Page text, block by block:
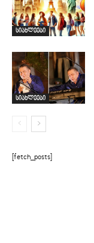
სიახლეები
სიახლეები
[fetch_posts]